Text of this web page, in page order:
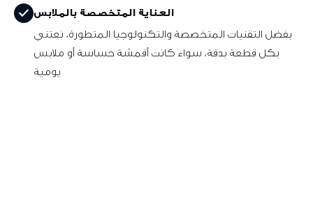
العناية المتخصصة بالملابس
بفضل التقنيات المتخصصة والتكنولوجيا المتطورة، نعتني
بكل قطعة بدقة، سواء كانت أقمشة حساسة أو ملابس
يومية